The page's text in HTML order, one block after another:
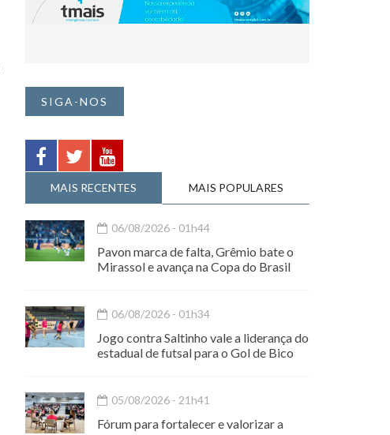
SIGA-NOS
MAIS RECENTES MAIS POPULARES
06/08/2026 - 01h44
Pavon marca de falta, Grêmio bate o
Mirassol e avança na Copa do Brasil
06/08/2026 - 01h34
Jogo contra Saltinho vale a liderança do
estadual de futsal para o Gol de Bico
05/08/2026 - 21h41
Fórum para fortalecer e valorizar a